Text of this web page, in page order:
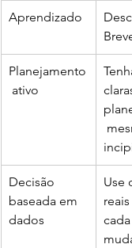
Aprendizado
Planejamento
ativo
Decisão
baseada em
dados
Use
cada